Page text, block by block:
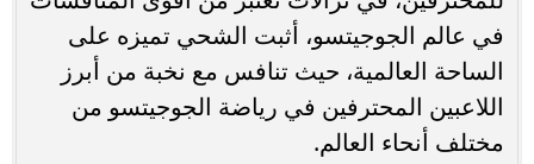
في عالم الجوجيتسو، أثبت الشحي تميزه على
الساحة العالمية، حيث تنافس مع نخبة من أبرز
اللاعبين المحترفين في رياضة الجوجيتسو من
مختلف أنحاء العالم.